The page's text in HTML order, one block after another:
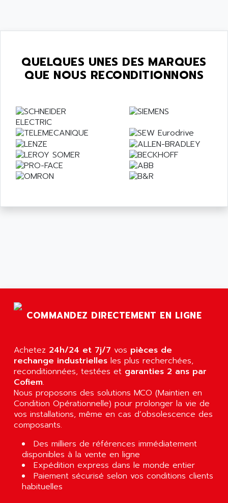
QUELQUES UNES DES MARQUES
QUE NOUS RECONDITIONNONS
COMMANDEZ DIRECTEMENT EN LIGNE
Achetez 24h/24 et 7j/7 vos pièces de
rechange industrielles les plus recherchées,
reconditionnées, testées et garanties 2 ans par
Cofiem.
Nous proposons des solutions MCO (Maintien en
Condition Opérationnelle) pour prolonger la vie de
vos installations, même en cas d’obsolescence des
composants.
Des milliers de références immédiatement
disponibles à la vente en ligne
Expédition express dans le monde entier
Paiement sécurisé selon vos conditions clients
habituelles